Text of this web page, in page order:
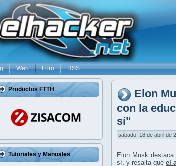
Web Foro RSS
Productos FTTH
Tutoriales y Manuales
Elon
con la
sí"
sábado, 18 de abril de
Elon Musk destaca
sí, y resalta que el